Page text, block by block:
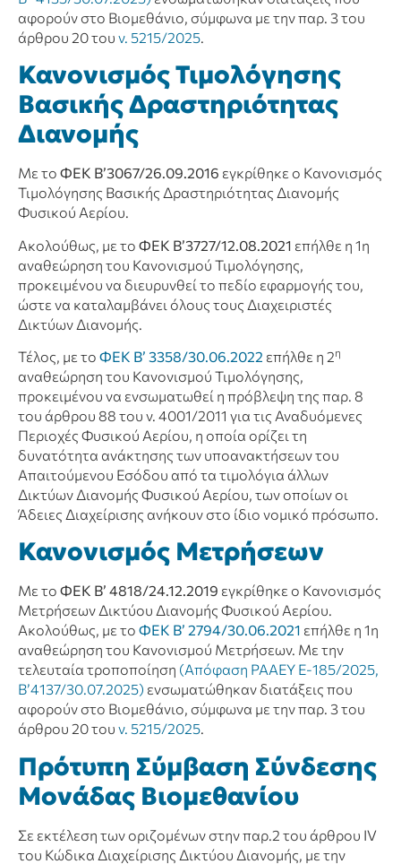
αφορούν στο Βιομεθάνιο, σύμφωνα με την παρ. 3 του
άρθρου 20 του ν. 5215/2025.
Κανονισμός Τιμολόγησης
Βασικής Δραστηριότητας
Διανομής
Με το ΦΕΚ Β’3067/26.09.2016 εγκρίθηκε ο Κανονισμός
Τιμολόγησης Βασικής Δραστηριότητας Διανομής
Φυσικού Αερίου.
Ακολούθως, με το ΦΕΚ Β’3727/12.08.2021 επήλθε η 1η
αναθεώρηση του Κανονισμού Τιμολόγησης,
προκειμένου να διευρυνθεί το πεδίο εφαρμογής του,
ώστε να καταλαμβάνει όλους τους Διαχειριστές
Δικτύων Διανομής.
Τέλος, με το ΦΕΚ Β’ 3358/30.06.2022 επήλθε η 2η
αναθεώρηση του Κανονισμού Τιμολόγησης,
προκειμένου να ενσωματωθεί η πρόβλεψη της παρ. 8
του άρθρου 88 του ν. 4001/2011 για τις Αναδυόμενες
Περιοχές Φυσικού Αερίου, η οποία ορίζει τη
δυνατότητα ανάκτησης των υποανακτήσεων του
Απαιτούμενου Εσόδου από τα τιμολόγια άλλων
Δικτύων Διανομής Φυσικού Αερίου, των οποίων οι
Άδειες Διαχείρισης ανήκουν στο ίδιο νομικό πρόσωπο.
Κανονισμός Μετρήσεων
Με το ΦΕΚ Β’ 4818/24.12.2019 εγκρίθηκε ο Κανονισμός
Μετρήσεων Δικτύου Διανομής Φυσικού Αερίου.
Ακολούθως, με το ΦΕΚ Β’ 2794/30.06.2021 επήλθε η 1η
αναθεώρηση του Κανονισμού Μετρήσεων. Με την
τελευταία τροποποίηση (Απόφαση ΡΑΑΕΥ Ε-185/2025,
Β’4137/30.07.2025) ενσωματώθηκαν διατάξεις που
αφορούν στο Βιομεθάνιο, σύμφωνα με την παρ. 3 του
άρθρου 20 του ν. 5215/2025.
Πρότυπη Σύμβαση Σύνδεσης
Μονάδας Βιομεθανίου
Σε εκτέλεση των οριζομένων στην παρ.2 του άρθρου IV
του Κώδικα Διαχείρισης Δικτύου Διανομής, με την